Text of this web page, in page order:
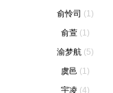
俞怜司 (1)
俞萱 (1)
渝梦航 (5)
虞邑 (1)
宇凌 (4)